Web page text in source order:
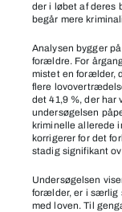
der i løbet af deres
begår mere
Analysen bygger
forældre. For
mistet en forælder,
flere
det 41,9 %, der
undersøgelsen
kriminelle allerede
korrigerer for det
stadig signifikant
Undersøgelsen
forælder, er i særlig
med loven. Til